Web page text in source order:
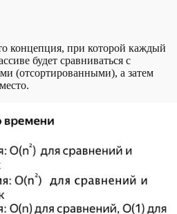
концепция, при которой каждый
будет сравниваться с
(отсортированными), а затем